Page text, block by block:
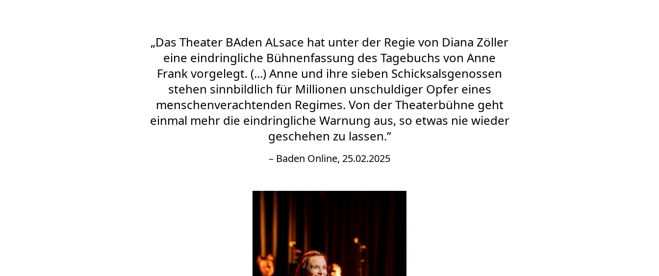
„Das Theater BAden ALsace hat unter der Regie von Diana Zöller
eine eindringliche Bühnenfassung des Tagebuchs von Anne
Frank vorgelegt. (...) Anne und ihre sieben Schicksalsgenossen
stehen sinnbildlich für Millionen unschuldiger Opfer eines
menschenverachtenden Regimes. Von der Theaterbühne geht
einmal mehr die eindringliche Warnung aus, so etwas nie wieder
geschehen zu lassen.”
– Baden Online, 25.02.2025